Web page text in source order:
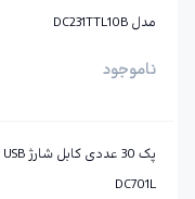
مدل DC231TTL10B
ناموجود
DC701L